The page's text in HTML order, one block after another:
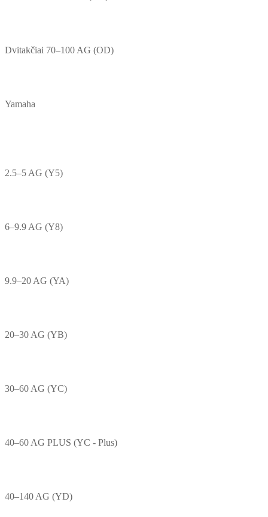
Dvitakčiai 70–100 AG (OD)
Yamaha
2.5–5 AG (Y5)
6–9.9 AG (Y8)
9.9–20 AG (YA)
20–30 AG (YB)
30–60 AG (YC)
40–60 AG PLUS (YC - Plus)
40–140 AG (YD)